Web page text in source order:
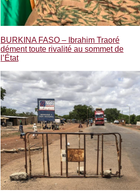
BURKINA FASO – Ibrahim Traoré
dément toute rivalité au sommet de
l’État